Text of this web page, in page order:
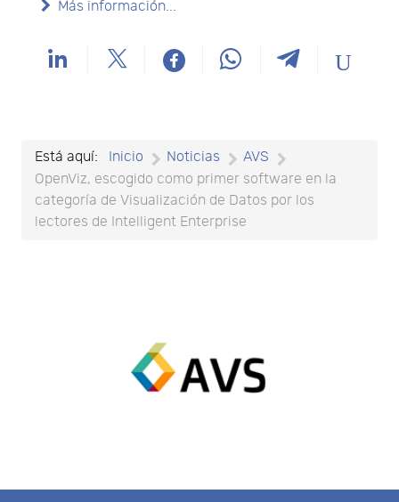
Más información...
Está aquí: Inicio Noticias
AVS
OpenViz, escogido como primer software en la
categoría de Visualización de Datos por los
lectores de Intelligent Enterprise